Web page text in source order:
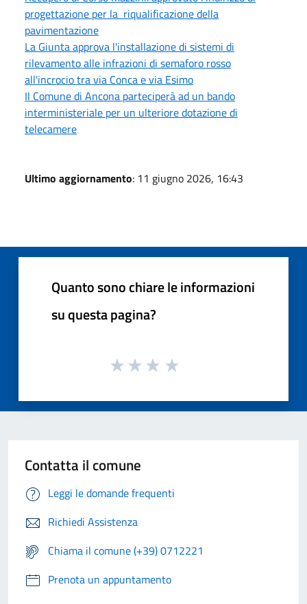
progettazione per la riqualificazione della
pavimentazione
La Giunta approva l'installazione di sistemi di
rilevamento alle infrazioni di semaforo rosso
all'incrocio tra via Conca e via Esimo
Il Comune di Ancona parteciperà ad un bando
interministeriale per un ulteriore dotazione di
telecamere
Ultimo aggiornamento: 11 giugno 2026, 16:43
Quanto sono chiare le informazioni
su questa pagina?
Contatta il comune
Leggi le domande frequenti
Richiedi Assistenza
Chiama il comune (+39) 0712221
Prenota un appuntamento